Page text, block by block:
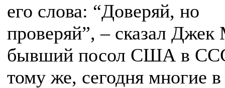
его слова: “Доверяй, но
проверяй”, – сказал Джек
бывший посол США в
тому же, сегодня многие